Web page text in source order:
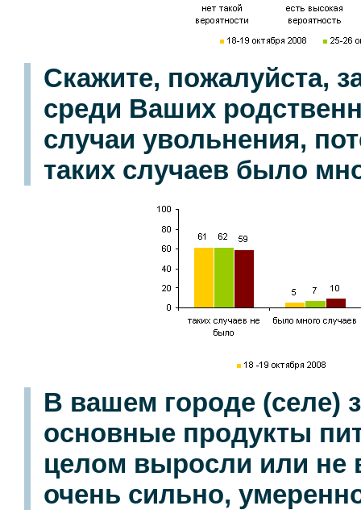
Скажите, пожалуйста,
среди Ваших
случаи увольнения,
таких случаев было
В вашем городе (селе)
основные продукты
целом выросли или не
очень сильно,